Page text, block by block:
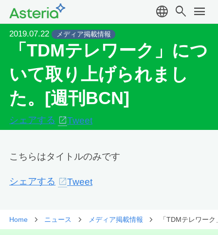
language search menu
2019.07.22 メディア掲載情報
「TDMテレワーク」につ
いて取り上げられまし
た。[週刊BCN]
シェアする Tweet
こちらはタイトルのみです
シェアする Tweet
Home ニュース メディア掲載情報 「TDMテレワー